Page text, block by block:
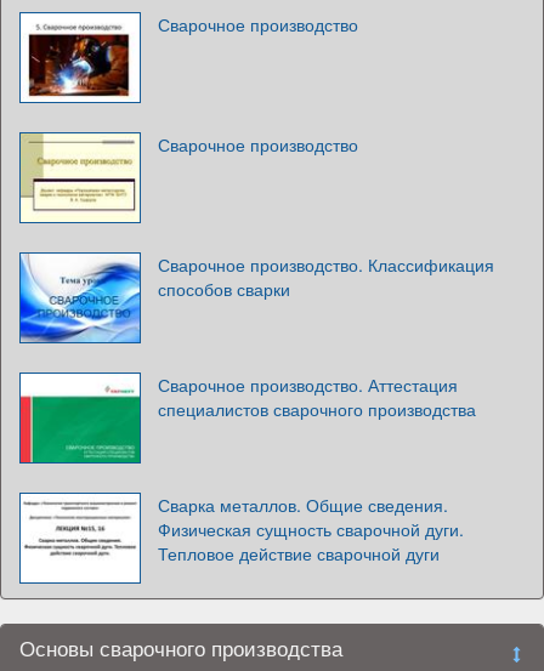
Сварочное производство
Сварочное производство
Сварочное производство. Классификация
способов сварки
Сварочное производство. Аттестация
специалистов сварочного производства
Сварка металлов. Общие сведения.
Физическая сущность сварочной дуги.
Тепловое действие сварочной дуги
Основы сварочного производства